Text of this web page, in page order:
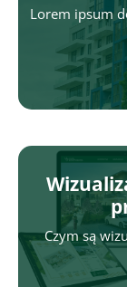
Lorem ipsum
Czym są